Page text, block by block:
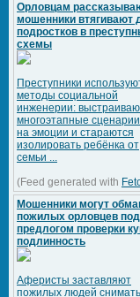
Орловцам
мошенники втягивают
подростков в
схемы
Преступники
методы социальной
инженерии:
многоэтапные
на эмоции и стараются
изолировать ребёнка от
семьи ...
(Feed generated with
Мошенники могут
пожилых орловцев под
предлогом проверки
подлинность
Аферисты заставляют
пожилых людей